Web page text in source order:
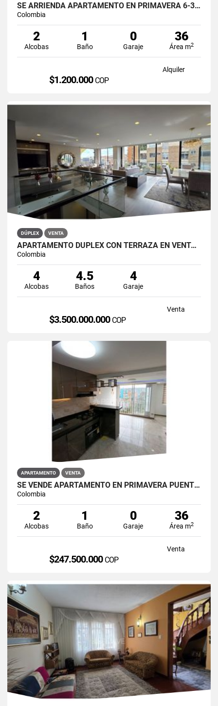
SE ARRIENDA APARTAMENTO EN PRIMAVERA 6-39 ET 2 PISO 3 PARS ESTRENAR
Colombia
2
Alcobas
1
Baño
0
Garaje
36
Área m2
Alquiler
$1.200.000 COP
DÚPLEX VENTA
APARTAMENTO DÚPLEX CON TERRAZA EN VENTA BELLA SUIZA USAQUÉN BOGOTÁ
Colombia
4
Alcobas
4.5
Baños
4
Garaje
Venta
$3.500.000.000 COP
APARTAMENTO VENTA
SE VENDE APARTAMENTO EN PRIMAVERA PUENTE ARANDA
Colombia
2
Alcobas
1
Baño
0
Garaje
36
Área m2
Venta
$247.500.000 COP